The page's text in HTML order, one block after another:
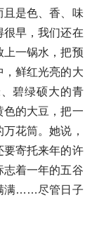
且是色、香、味
很早，我们还在
上一锅水，把预
，鲜红光亮的大
碧绿硕大的青
色的大豆，把一
花筒。她说，
要寄托来年的许
志着一年的五谷
满……尽管日子